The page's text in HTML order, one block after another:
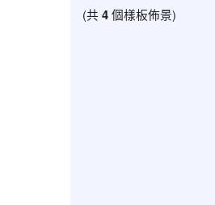
(共 4個樣板佈景)